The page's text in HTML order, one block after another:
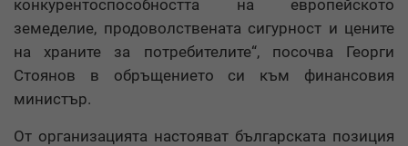
конкурентоспособността на европейското
земеделие, продоволствената сигурност и цените
на храните за потребителите“, посочва Георги
Стоянов в обръщението си към финансовия
министър.
От организацията настояват българската позиция